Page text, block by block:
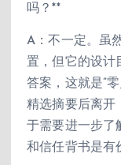
吗？**
A：不一定。虽
置，但它的设计
答案，这就是”
精选摘要后离开
于需要进一步了
和信任背书是有